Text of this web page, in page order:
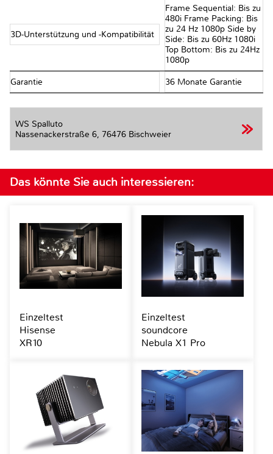
3D-Unterstützung und -Kompatibilität
Frame Sequential: Bis zu
480i Frame Packing: Bis
zu 24 Hz 1080p Side by
Side: Bis zu 60Hz 1080i
Top Bottom: Bis zu 24Hz
1080p
Garantie 36 Monate Garantie
WS Spalluto
Nassenackerstraße 6, 76476 Bischweier
Das könnte Sie auch interessieren:
Einzeltest
Hisense
XR10
Einzeltest
soundcore
Nebula X1 Pro